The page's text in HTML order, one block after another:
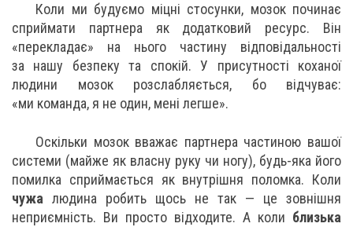
Коли ми будуємо міцні стосунки, мозок починає
сприймати партнера як додатковий ресурс. Він
«перекладає» на нього частину відповідальності
за нашу безпеку та спокій. У присутності коханої
людини мозок розслабляється, бо відчуває:
«ми команда, я не один, мені легше».
Оскільки мозок вважає партнера частиною вашої
системи (майже як власну руку чи ногу), будь-яка його
помилка сприймається як внутрішня поломка. Коли
чужа людина робить щось не так — це зовнішня
неприємність. Ви просто відходите. А коли близька